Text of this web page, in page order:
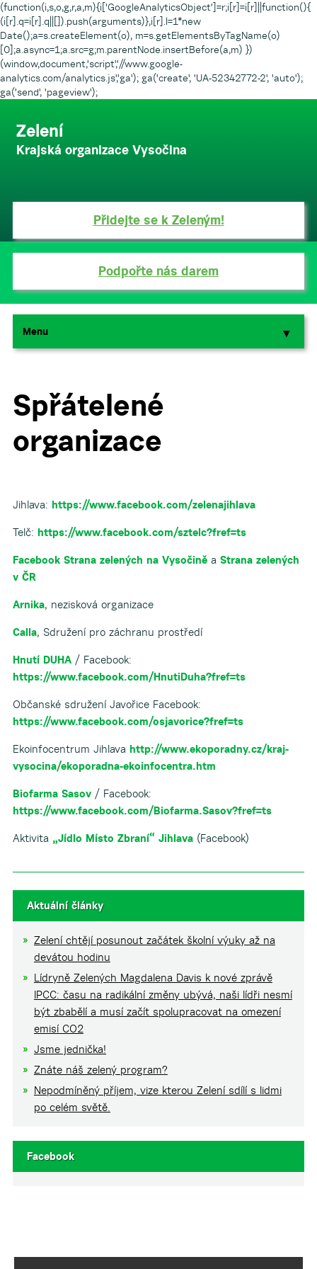
(function(i,s,o,g,r,a,m){i['GoogleAnalyticsObject']=r;i[r]=i[r]||function(){
(i[r].q=i[r].q||[]).push(arguments)},i[r].l=1*new
Date();a=s.createElement(o), m=s.getElementsByTagName(o)
[0];a.async=1;a.src=g;m.parentNode.insertBefore(a,m) })
(window,document,'script','//www.google-
analytics.com/analytics.js','ga'); ga('create', 'UA-52342772-2', 'auto');
ga('send', 'pageview');
Zelení
Krajská organizace Vysočina
Přidejte se k Zeleným!
Podpořte nás darem
Menu ▼
▼
Spřátelené
organizace
Jihlava: https://www.facebook.com/zelenajihlava
Telč: https://www.facebook.com/sztelc?fref=ts
Facebook Strana zelených na Vysočiněa Strana zelených
v ČR
Arnika, nezisková organizace
Calla, Sdružení pro záchranu prostředí
Hnutí DUHA/ Facebook:
https://www.facebook.com/HnutiDuha?fref=ts
Občanské sdružení Javořice Facebook:
https://www.facebook.com/osjavorice?fref=ts
Ekoinfocentrum Jihlava http://www.ekoporadny.cz/kraj-
vysocina/ekoporadna-ekoinfocentra.htm
Biofarma Sasov/ Facebook:
https://www.facebook.com/Biofarma.Sasov?fref=ts
Aktivita „Jídlo Místo Zbraní“ Jihlava(Facebook)
Aktuální články
Zelení chtějí posunout začátek školní výuky až na
devátou hodinu
Lídryně Zelených Magdalena Davis k nové zprávě
IPCC: času na radikální změny ubývá, naši lídři nesmí
být zbabělí a musí začít spolupracovat na omezení
emisí CO2
Jsme jednička!
Znáte náš zelený program?
Nepodmíněný příjem, vize kterou Zelení sdílí s lidmi
po celém světě.
Facebook